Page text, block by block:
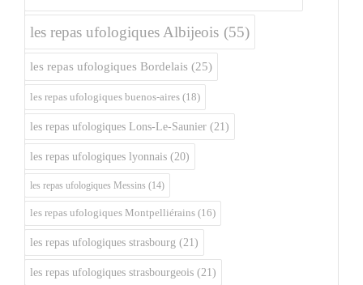
les repas ufologiques Albijeois (55)
les repas ufologiques Bordelais (25)
les repas ufologiques buenos-aires (18)
les repas ufologiques Lons-Le-Saunier (21)
les repas ufologiques lyonnais (20)
les repas ufologiques Messins (14)
les repas ufologiques Montpelliérains (16)
les repas ufologiques strasbourg (21)
les repas ufologiques strasbourgeois (21)